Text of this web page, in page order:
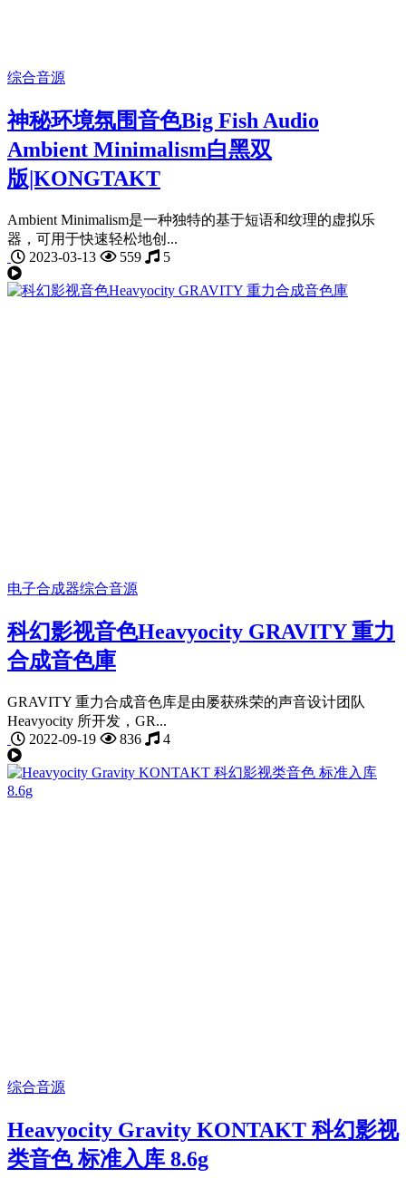
综合音源
神秘环境氛围音色Big Fish Audio
Ambient Minimalism白黑双
版|KONGTAKT
Ambient Minimalism是一种独特的基于短语和纹理的虚拟乐
器，可用于快速轻松地创...
2023-03-13
559 5
电子合成器综合音源
科幻影视音色Heavyocity GRAVITY 重力
合成音色庫
GRAVITY 重力合成音色库是由屡获殊荣的声音设计团队
Heavyocity 所开发，GR...
2022-09-19
836 4
综合音源
Heavyocity Gravity KONTAKT 科幻影视
类音色 标准入库 8.6g